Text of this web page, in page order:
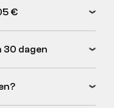
€
30 dagen